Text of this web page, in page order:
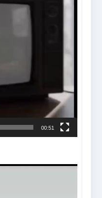
00:51